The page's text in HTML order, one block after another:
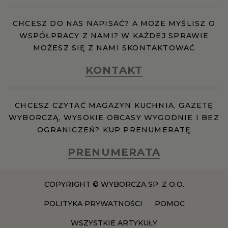
RZESZÓW
TORUŃ
TRÓJMIASTO
WAŁBRZYCH
CHCESZ DO NAS NAPISAĆ? A MOŻE MYŚLISZ O
WSPÓŁPRACY Z NAMI? W KAŻDEJ SPRAWIE
MOŻESZ SIĘ Z NAMI SKONTAKTOWAĆ
KONTAKT
CHCESZ CZYTAĆ MAGAZYN KUCHNIA, GAZETĘ
WYBORCZĄ, WYSOKIE OBCASY WYGODNIE I BEZ
OGRANICZEŃ? KUP PRENUMERATĘ
PRENUMERATA
COPYRIGHT © WYBORCZA SP. Z O.O.
POLITYKA PRYWATNOŚCI POMOC
WSZYSTKIE ARTYKUŁY